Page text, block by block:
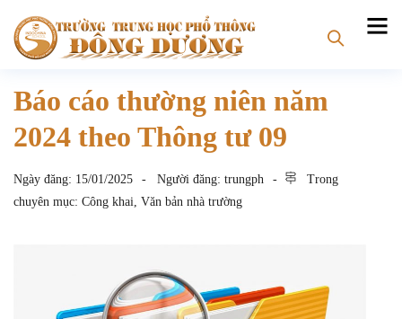
Báo cáo thường niên năm
2024 theo Thông tư 09
Ngày đăng: 15/01/2025 Người đăng: trungph
Trong
chuyên mục: Công khai, Văn bản nhà trường